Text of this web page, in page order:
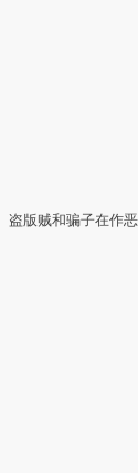
盗版贼和骗子在作恶